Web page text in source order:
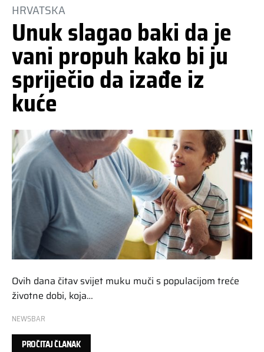
HRVATSKA
Unuk slagao baki da je
vani propuh kako bi ju
spriječio da izađe iz
kuće
Ovih dana čitav svijet muku muči s populacijom treće
životne dobi, koja…
NEWSBAR
PROČITAJ ČLANAK